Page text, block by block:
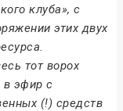
клуба», с
этих двух
тот ворох
в эфир с
(!) средств